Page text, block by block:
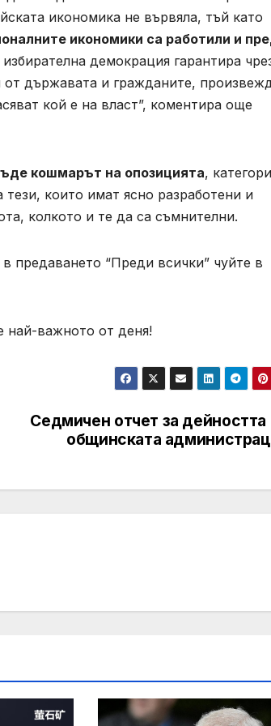
икономика не вървяла, тъй като
икономики са работили и
демокрация гарантира
от държавата и гражданите,
кой е на власт”, коментира още
кошмарът на опозицията,
които имат ясно разработени и
колкото и те да са съмнителни.
“Преди всички” чуйте в
най-важното от деня!
Седмичен отчет за дейността
общинската